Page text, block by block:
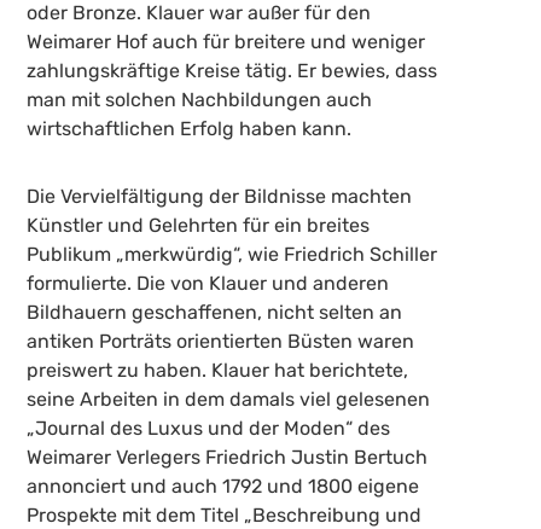
oder Bronze. Klauer war außer für den
Weimarer Hof auch für breitere und weniger
zahlungskräftige Kreise tätig. Er bewies, dass
man mit solchen Nachbildungen auch
wirtschaftlichen Erfolg haben kann.
Die Vervielfältigung der Bildnisse machten
Künstler und Gelehrten für ein breites
Publikum „merkwürdig“, wie Friedrich Schiller
formulierte. Die von Klauer und anderen
Bildhauern geschaffenen, nicht selten an
antiken Porträts orientierten Büsten waren
preiswert zu haben. Klauer hat berichtete,
seine Arbeiten in dem damals viel gelesenen
„Journal des Luxus und der Moden“ des
Weimarer Verlegers Friedrich Justin Bertuch
annonciert und auch 1792 und 1800 eigene
Prospekte mit dem Titel „Beschreibung und